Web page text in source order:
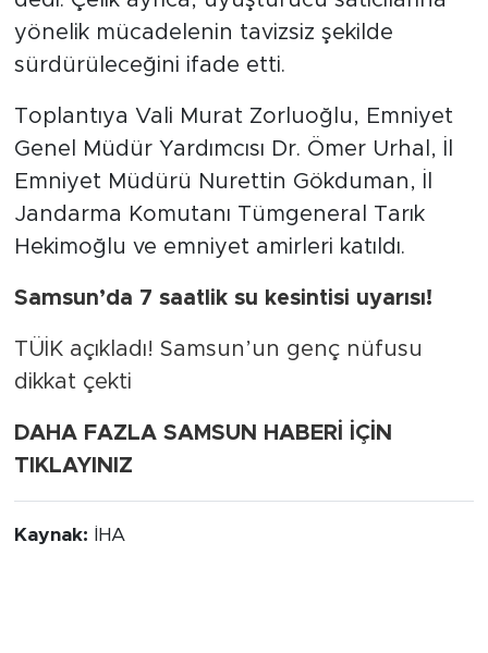
yönelik mücadelenin tavizsiz şekilde
sürdürüleceğini ifade etti.
Toplantıya Vali Murat Zorluoğlu, Emniyet
Genel Müdür Yardımcısı Dr. Ömer Urhal, İl
Emniyet Müdürü Nurettin Gökduman, İl
Jandarma Komutanı Tümgeneral Tarık
Hekimoğlu ve emniyet amirleri katıldı.
Samsun’da 7 saatlik su kesintisi uyarısı!
TÜİK açıkladı! Samsun’un genç nüfusu
dikkat çekti
DAHA FAZLA SAMSUN HABERİ İÇİN
TIKLAYINIZ
Kaynak: İHA